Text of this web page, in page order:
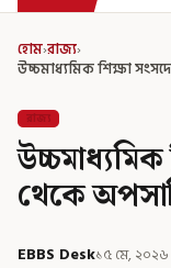
হোম›রাজ্য›
উচ্চমাধ্যমিক শিক্ষা
রাজ্য
থেকে
EBBS Desk১৫ মে, ২০২৬